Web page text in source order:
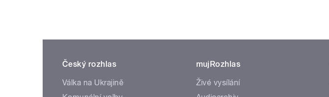
Český rozhlas
Válka na Ukrajině
mujRozhlas
Živé vysílání